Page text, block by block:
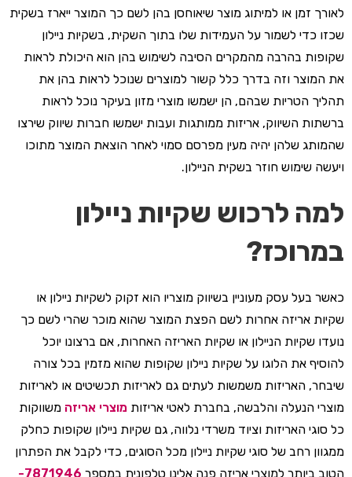
לאורך זמן או למיתוג מוצר שיאוחסן בהן לשם כך המוצר ייארז בשקית
שכזו כדי לשמור על העמידות שלו בתוך השקית, בשקיות ניילון
שקופות בהרבה מהמקרים הסיבה לשימוש בהן הוא היכולת לראות
את המוצר וזה בדרך כלל קשור למוצרים שנוכל לראות בהן את
תהליך הטריות שבהם, הן ישמשו מוצרי מזון בעיקר נוכל לראות
ברשתות השיווק, אריזות ממותגות ועבות ישמשו חברות שיווק שירצו
שהמותג שלהן יהיה מעין מפרסם סמוי לאחר הוצאת המוצר מתוכו
ויעשה שימוש חוזר בשקית הניילון.
למה לרכוש שקיות ניילון
במרוכז?
כאשר בעל עסק מעוניין בשיווק מוצריו הוא זקוק לשקיות ניילון או
שקיות אריזה אחרות לשם הפצת המוצר שהוא מוכר שהרי לשם כך
נועדו שקיות הניילון או שקיות האריזה האחרות, אם ברצונו יוכל
להוסיף את הלוגו על שקיות ניילון שקופות שהוא מזמין בכל צורה
שיבחר, האריזות משמשות לעתים גם לאריזות תכשיטים או לאריזות
מוצרי הנעלה והלבשה, בחברת לאטי אריזות מוצרי אריזה משווקות
כל סוגי האריזות וציוד משרדי נלווה, גם שקיות ניילון שקופות כחלק
ממגוון רחב של סוגי שקיות ניילון מכל הסוגים, כדי לקבל את הפתרון
הטוב ביותר למוצרי אריזה פנה אלינו טלפונית במספר
7871946-